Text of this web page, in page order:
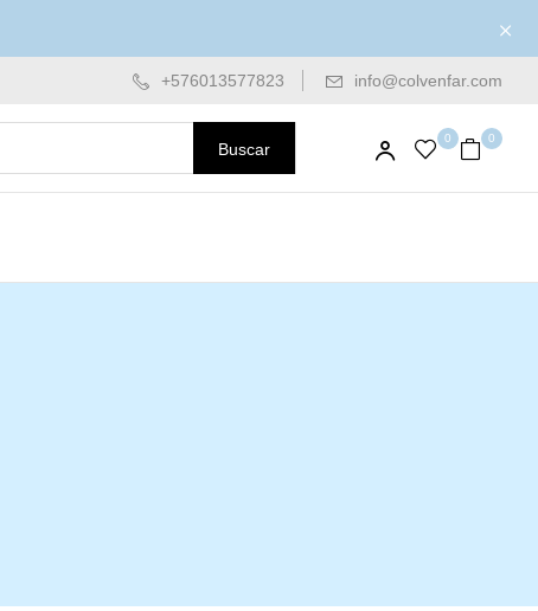
+576013577823 info@colvenfar.com
Buscar
0 0